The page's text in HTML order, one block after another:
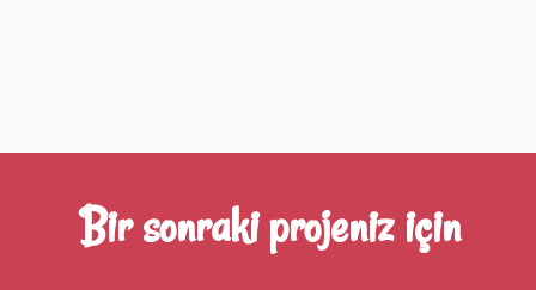
Bir sonraki projeniz için